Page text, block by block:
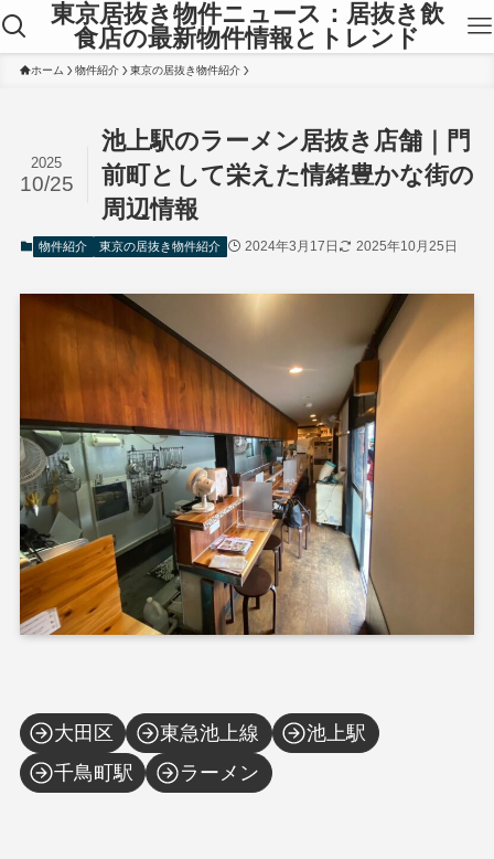
東京居抜き物件ニュース：居抜き飲
食店の最新物件情報とトレンド
ホーム 物件紹介 東京の居抜き物件紹介
池上駅のラーメン居抜き店舗｜門
前町として栄えた情緒豊かな街の
周辺情報
2025
10/25
物件紹介 東京の居抜き物件紹介 2024年3月17日 2025年10月25日
大田区 東急池上線
池上駅
千鳥町駅
ラーメン